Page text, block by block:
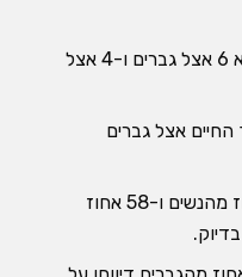
בריטניה: החציון לאורך החיים הוא 6 אצל גברים ו-4 אצל
הוא 16.4 לאורך החיים אצל גברים
גרמניה: בשנה האחרונה 69 אחוז מהנשים ו-58 אחוז